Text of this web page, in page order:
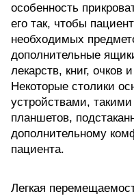
особенность
его так, чтобы
необходимых
дополнительные
лекарств, книг,
Некоторые столики
устройствами,
планшетов,
дополнительному
пациента.
Легкая